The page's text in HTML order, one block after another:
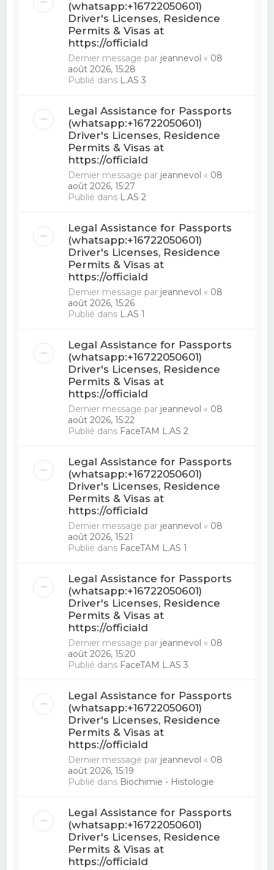
(whatsapp:+16722050601)
Driver's Licenses, Residence
Permits & Visas at
https://officiald
Dernier message par jeannevol « 08
août 2026, 15:28
Publié dans L.AS 3
Legal Assistance for Passports
(whatsapp:+16722050601)
Driver's Licenses, Residence
Permits & Visas at
https://officiald
Dernier message par jeannevol « 08
août 2026, 15:27
Publié dans L.AS 2
Legal Assistance for Passports
(whatsapp:+16722050601)
Driver's Licenses, Residence
Permits & Visas at
https://officiald
Dernier message par jeannevol « 08
août 2026, 15:26
Publié dans L.AS 1
Legal Assistance for Passports
(whatsapp:+16722050601)
Driver's Licenses, Residence
Permits & Visas at
https://officiald
Dernier message par jeannevol « 08
août 2026, 15:22
Publié dans FaceTAM L.AS 2
Legal Assistance for Passports
(whatsapp:+16722050601)
Driver's Licenses, Residence
Permits & Visas at
https://officiald
Dernier message par jeannevol « 08
août 2026, 15:21
Publié dans FaceTAM L.AS 1
Legal Assistance for Passports
(whatsapp:+16722050601)
Driver's Licenses, Residence
Permits & Visas at
https://officiald
Dernier message par jeannevol « 08
août 2026, 15:20
Publié dans FaceTAM L.AS 3
Legal Assistance for Passports
(whatsapp:+16722050601)
Driver's Licenses, Residence
Permits & Visas at
https://officiald
Dernier message par jeannevol « 08
août 2026, 15:19
Publié dans Biochimie - Histologie
Legal Assistance for Passports
(whatsapp:+16722050601)
Driver's Licenses, Residence
Permits & Visas at
https://officiald